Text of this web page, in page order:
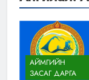
АЙМГИЙН
ЗАСАГ ДАРГА